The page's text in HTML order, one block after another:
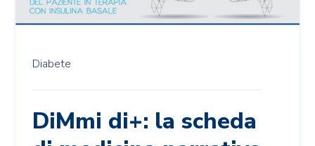
Diabete
DiMmi di+: la scheda